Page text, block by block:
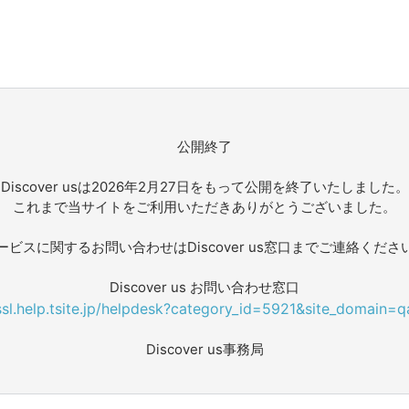
公開終了
Discover usは2026年2月27日をもって公開を終了いたしました。
これまで当サイトをご利用いただきありがとうございました。
ビスに関するお問い合わせはDiscover us窓口までご連絡ください
Discover us お問い合わせ窓口
Discover us事務局